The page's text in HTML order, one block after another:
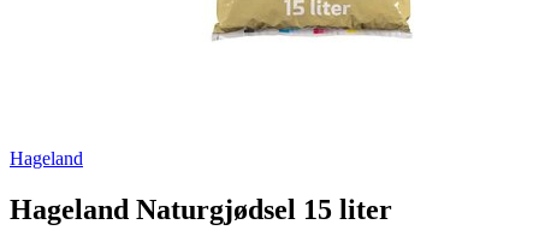
Hageland
Hageland Naturgjødsel 15 liter